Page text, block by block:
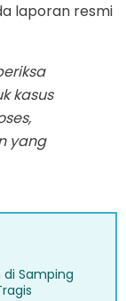
laporan resmi
kasus
yang
di Samping